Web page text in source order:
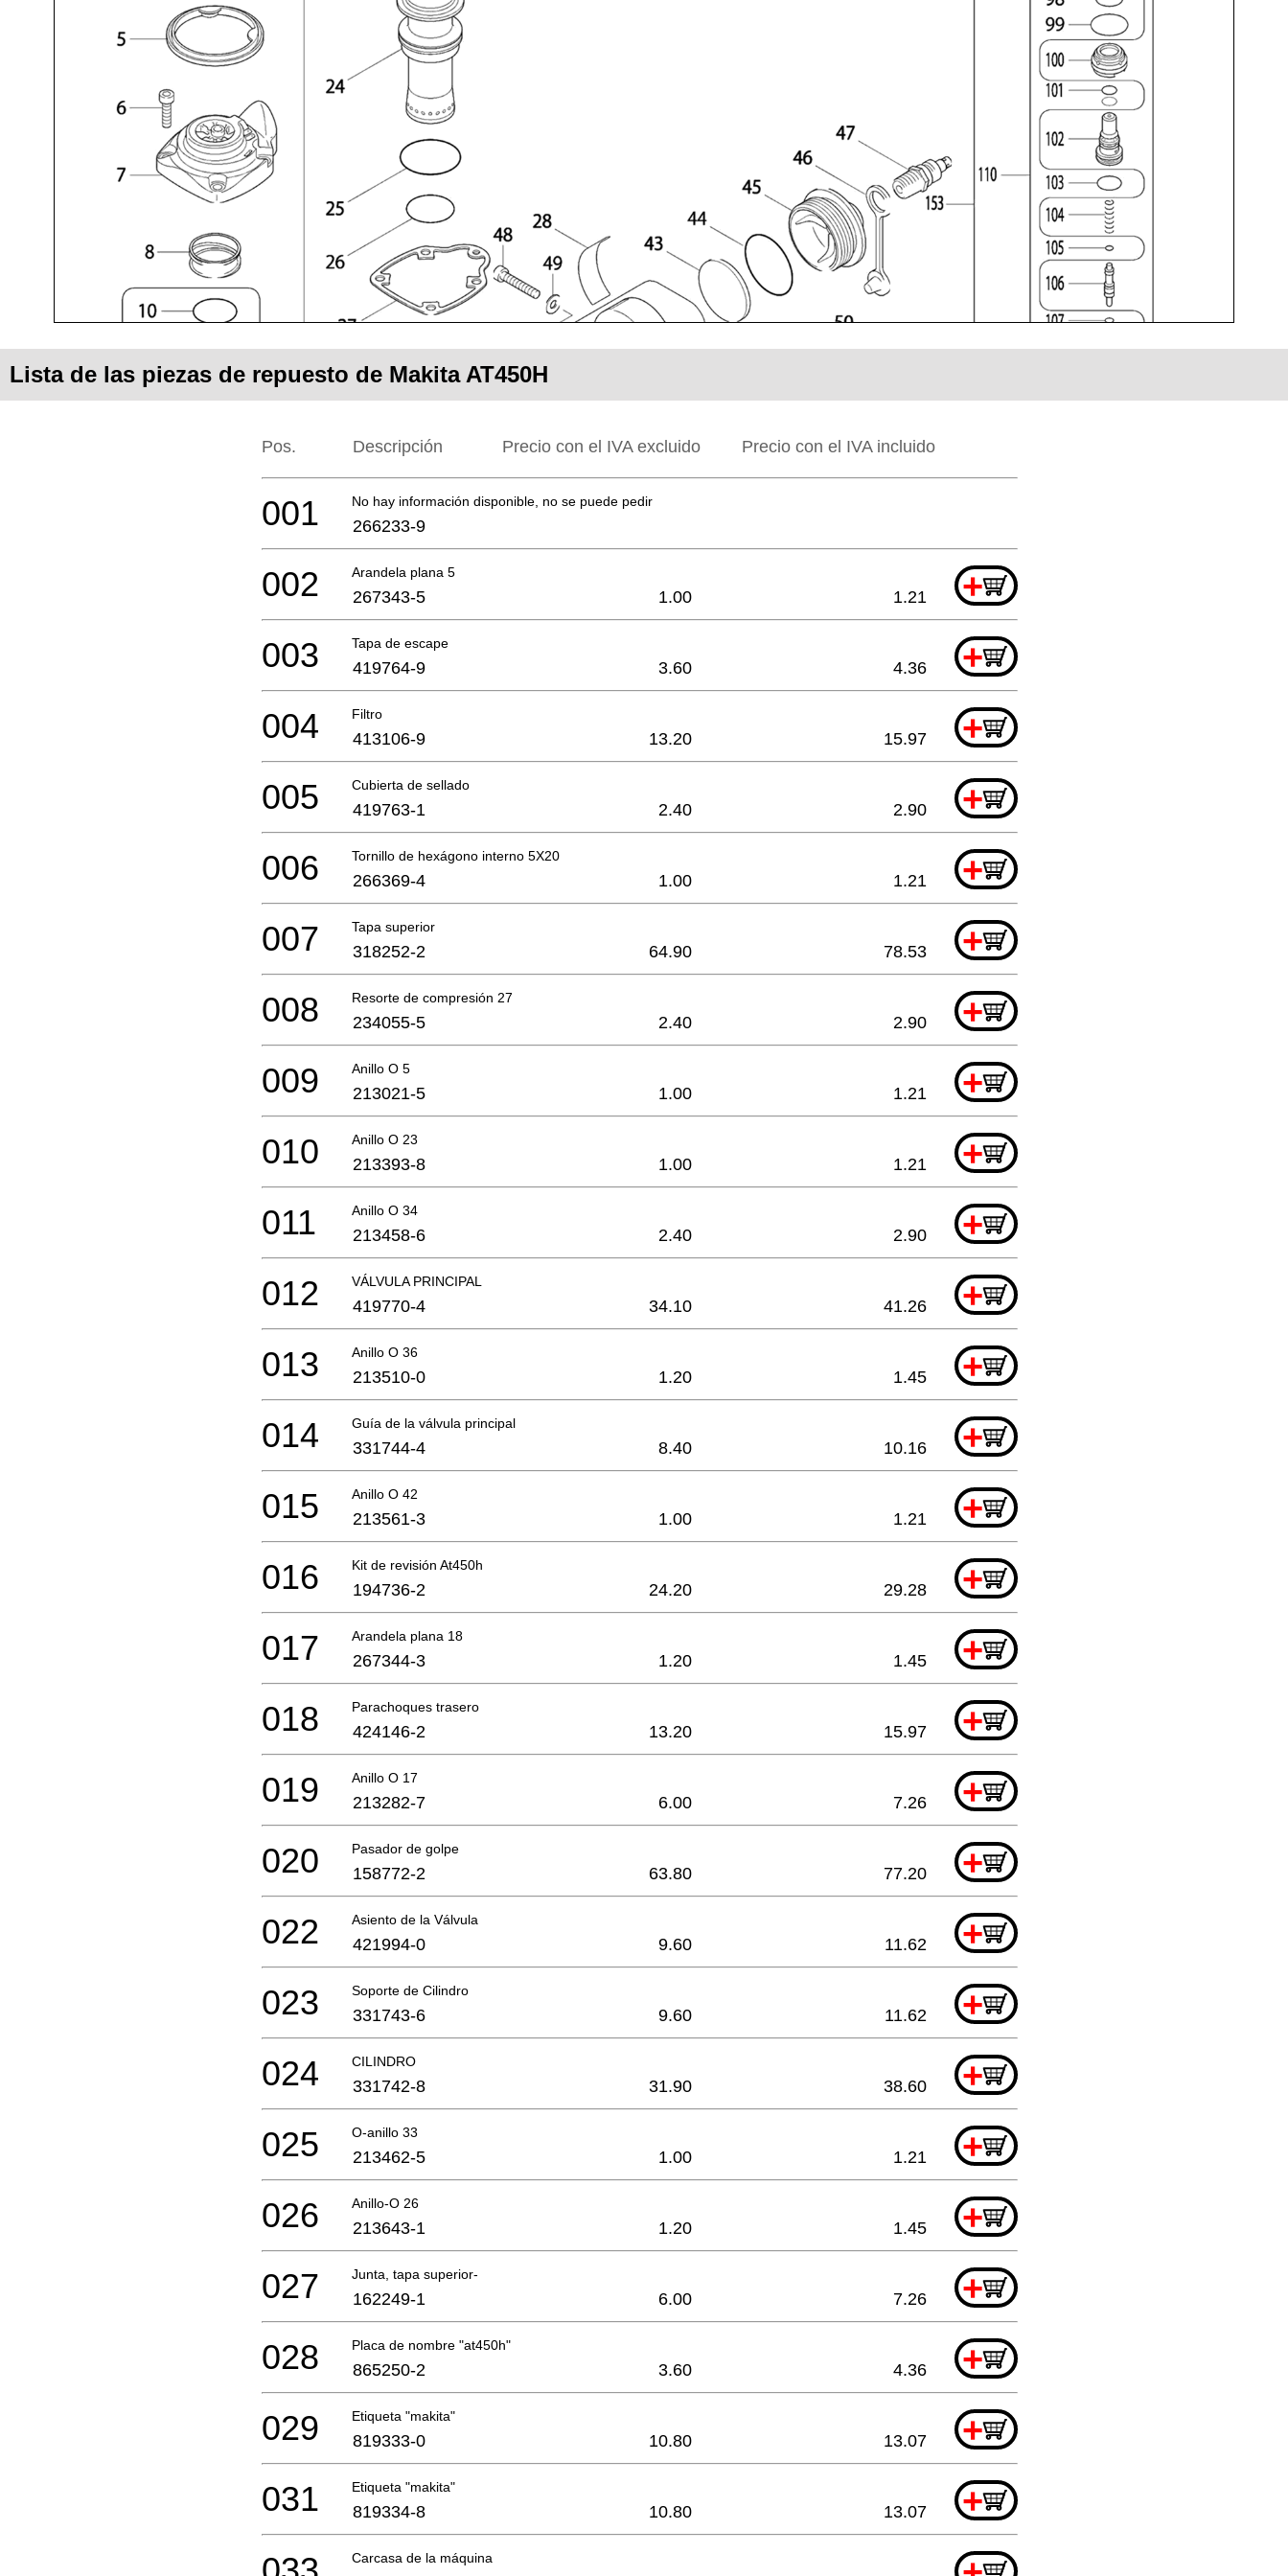
Lista de las piezas de repuesto de Makita AT450H
Pos. Descripción Precio con el IVA excluido Precio con el IVA incluido
No hay información disponible, no se puede pedir
001 266233-9
Arandela plana 5 +
002 267343-5 1.00 1.21
Tapa de escape +
003 419764-9 3.60 4.36
Filtro +
004 413106-9 13.20 15.97
Cubierta de sellado +
005 419763-1 2.40 2.90
Tornillo de hexágono interno 5X20 +
006 266369-4 1.00 1.21
Tapa superior +
007 318252-2 64.90 78.53
Resorte de compresión 27 +
008 234055-5 2.40 2.90
Anillo O 5 +
009 213021-5 1.00 1.21
Anillo O 23 +
010 213393-8 1.00 1.21
Anillo O 34 +
011 213458-6 2.40 2.90
VÁLVULA PRINCIPAL +
012 419770-4 34.10 41.26
Anillo O 36 +
013 213510-0 1.20 1.45
Guía de la válvula principal +
014 331744-4 8.40 10.16
Anillo O 42 +
015 213561-3 1.00 1.21
Kit de revisión At450h +
016 194736-2 24.20 29.28
Arandela plana 18 +
017 267344-3 1.20 1.45
Parachoques trasero +
018 424146-2 13.20 15.97
Anillo O 17 +
019 213282-7 6.00 7.26
Pasador de golpe +
020 158772-2 63.80 77.20
Asiento de la Válvula +
022 421994-0 9.60 11.62
Soporte de Cilindro +
023 331743-6 9.60 11.62
CILINDRO +
024 331742-8 31.90 38.60
O-anillo 33 +
025 213462-5 1.00 1.21
Anillo-O 26 +
026 213643-1 1.20 1.45
Junta, tapa superior- +
027 162249-1 6.00 7.26
Placa de nombre "at450h" +
028 865250-2 3.60 4.36
Etiqueta "makita" +
029 819333-0 10.80 13.07
Etiqueta "makita" +
031 819334-8 10.80 13.07
Carcasa de la máquina